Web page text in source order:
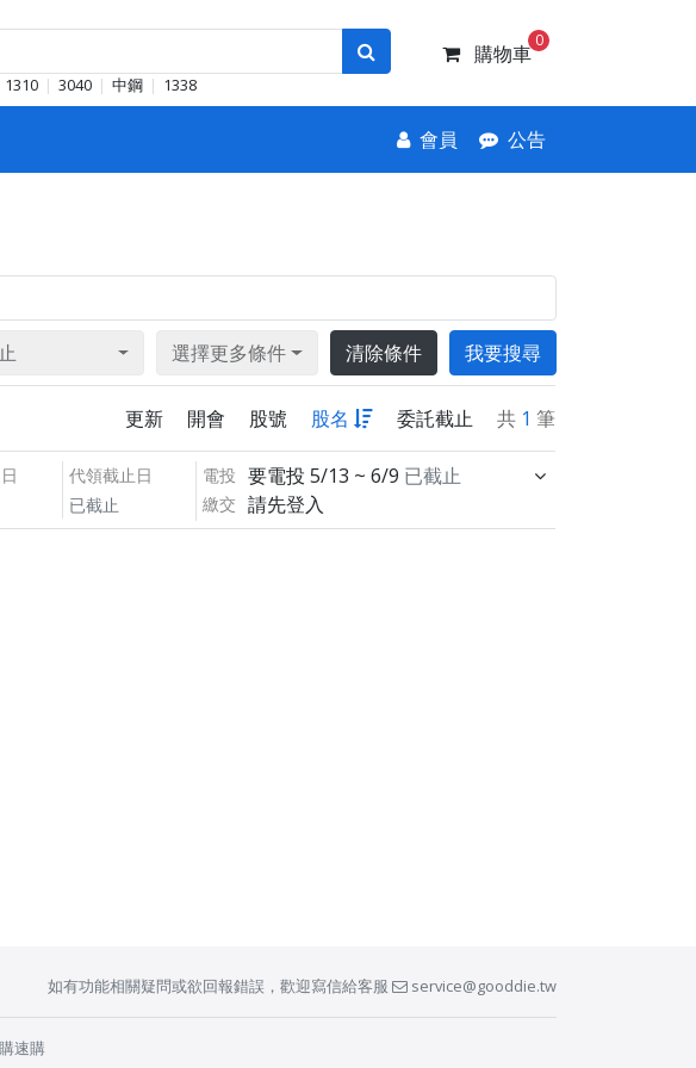
1310 3040 中鋼 1338
購物車
0
會員 公告
選擇更多條件 清除條件 我要搜尋
更新 開會 股號 股名 委託截止 共 1 筆
代領截止日
已截止
電投 要電投 5/13 ~ 6/9 已截止
繳交 請先登入
如有功能相關疑問或欲回報錯誤，歡迎寫信給客服 service@gooddie.tw
速購